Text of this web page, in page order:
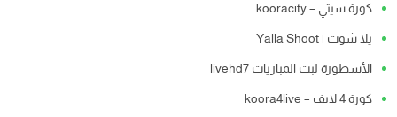
كورة سيتي – kooracity
يلا شوت | Yalla Shoot
الأسطورة لبث المباريات livehd7
كورة 4 لايف – koora4live